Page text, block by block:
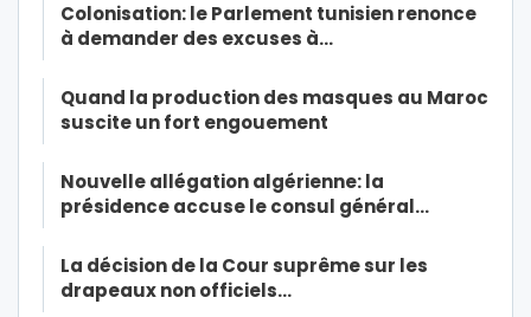
Colonisation: le Parlement tunisien renonce
à demander des excuses à…
Quand la production des masques au Maroc
suscite un fort engouement
Nouvelle allégation algérienne: la
présidence accuse le consul général…
La décision de la Cour suprême sur les
drapeaux non officiels…